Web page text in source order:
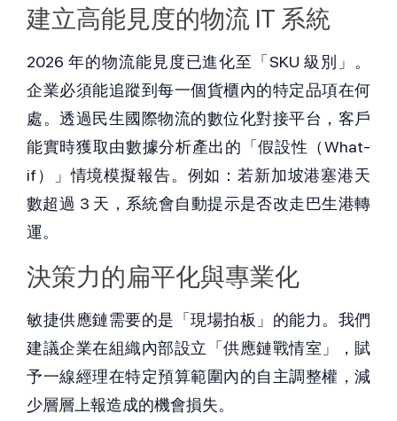
建立高能見度的物流 IT 系統
2026 年的物流能見度已進化至「SKU 級別」。
企業必須能追蹤到每一個貨櫃內的特定品項在何
處。透過民生國際物流的數位化對接平台，客戶
能實時獲取由數據分析產出的「假設性（What-
if）」情境模擬報告。例如：若新加坡港塞港天
數超過 3 天，系統會自動提示是否改走巴生港轉
運。
決策力的扁平化與專業化
敏捷供應鏈需要的是「現場拍板」的能力。我們
建議企業在組織內部設立「供應鏈戰情室」，賦
予一線經理在特定預算範圍內的自主調整權，減
少層層上報造成的機會損失。